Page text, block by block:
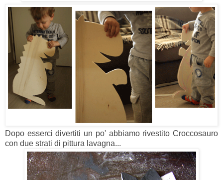
Dopo esserci divertiti un po' abbiamo rivestito Croccosauro
con due strati di pittura lavagna...